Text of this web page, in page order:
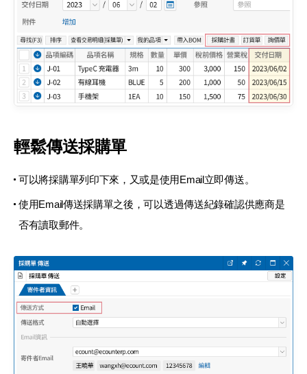
輕鬆傳送採購單
可以將採購單列印下來，又或是使用Email 立即傳送。
使用Email傳送採購單之後，可以透過傳送紀錄確認供應商是
否有讀取郵件。